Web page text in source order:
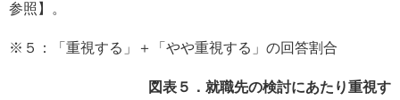
参照】。
※５：「重視する」＋「やや重視する」の回答割合
図表５．就職先の検討にあたり重視す